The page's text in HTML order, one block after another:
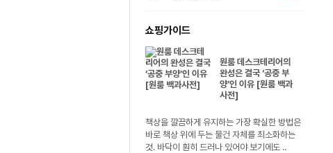
쇼핑가이드
원룸 데스크테리어의
완성은 결국 ‘공중 부
양’인 이유 [원룸 백과
사전]
책상을 깔끔하게 유지하는 가장 확실한 방법은
바로 책상 위에 두는 물건 자체를 최소화하는
것. 바닥이 훤히 드러나 있어야 보기에도 ..